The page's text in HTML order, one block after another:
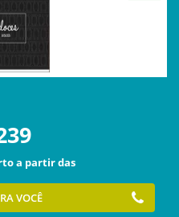
a partir das
VOCÊ